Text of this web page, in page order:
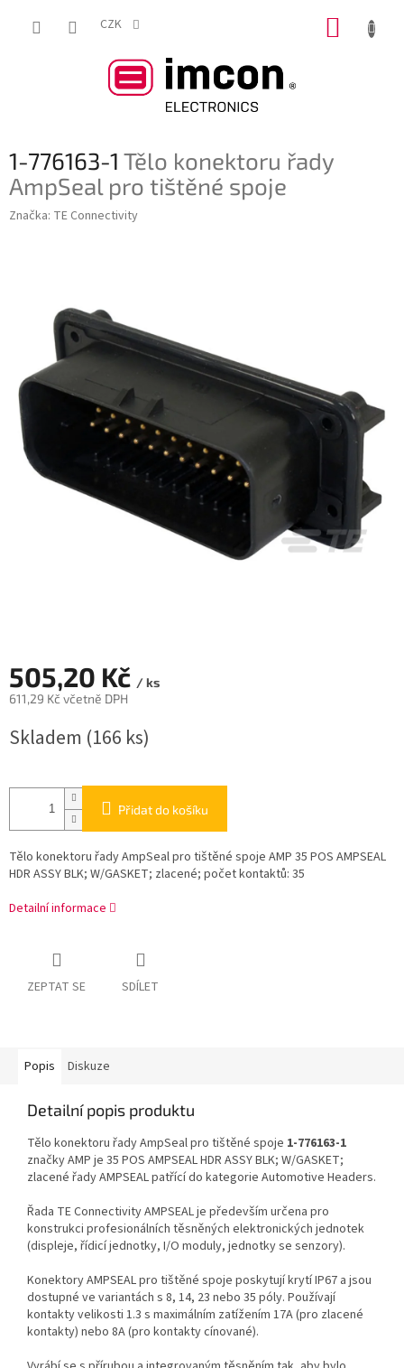
CZK
1-776163-1 Tělo konektoru řady
AmpSeal pro tištěné spoje
Značka: TE Connectivity
505,20 Kč / ks
611,29 Kč včetně DPH
cena:
Skladem (166 ks)
Přidat do košíku
Tělo konektoru řady AmpSeal pro tištěné spoje AMP 35 POS AMPSEAL
HDR ASSY BLK; W/GASKET; zlacené; počet kontaktů: 35
Detailní informace
ZEPTAT SE SDÍLET
Popis Diskuze
Detailní popis produktu
Tělo konektoru řady AmpSeal pro tištěné spoje 1-776163-1
značky AMP je 35 POS AMPSEAL HDR ASSY BLK; W/GASKET;
zlacené řady AMPSEAL patřící do kategorie Automotive Headers.
Řada TE Connectivity AMPSEAL je především určena pro
konstrukci profesionálních těsněných elektronických jednotek
(displeje, řídicí jednotky, I/O moduly, jednotky se senzory).
Konektory AMPSEAL pro tištěné spoje poskytují krytí IP67 a jsou
dostupné ve variantách s 8, 14, 23 nebo 35 póly. Používají
kontakty velikosti 1.3 s maximálním zatížením 17A (pro zlacené
kontakty) nebo 8A (pro kontakty cínované).